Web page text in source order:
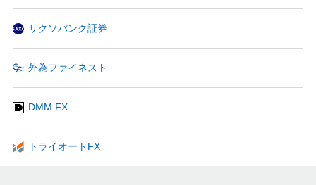
サクソバンク証券
外為ファイネスト
DMM FX
トライオートFX